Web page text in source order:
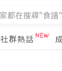
社群熱話